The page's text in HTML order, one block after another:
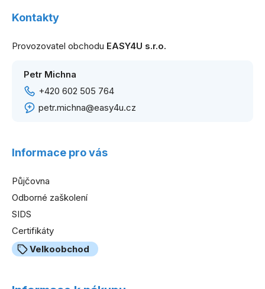
Dobírkou
Kontakty
Provozovatel obchodu EASY4U s.r.o.
Petr Michna
+420 602 505 764
petr.michna@easy4u.cz
Informace pro vás
Půjčovna
Odborné zaškolení
SIDS
Certifikáty
Velkoobchod